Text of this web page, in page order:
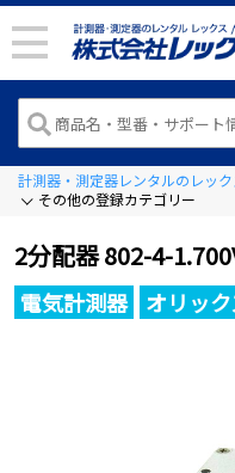
計測器・測定器レンタルのレック
その他の登録カテゴリー
2分配器 802-4-
電気計測器 オリッ